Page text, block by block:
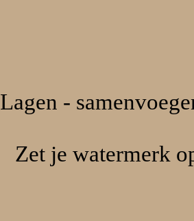
Lagen -
Zet je watermerk